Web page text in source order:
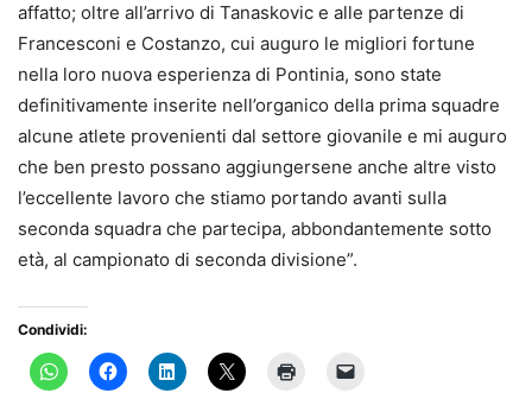
affatto; oltre all’arrivo di Tanaskovic e alle partenze di
Francesconi e Costanzo, cui auguro le migliori fortune
nella loro nuova esperienza di Pontinia, sono state
definitivamente inserite nell’organico della prima squadre
alcune atlete provenienti dal settore giovanile e mi auguro
che ben presto possano aggiungersene anche altre visto
l’eccellente lavoro che stiamo portando avanti sulla
seconda squadra che partecipa, abbondantemente sotto
età, al campionato di seconda divisione”.
Condividi: